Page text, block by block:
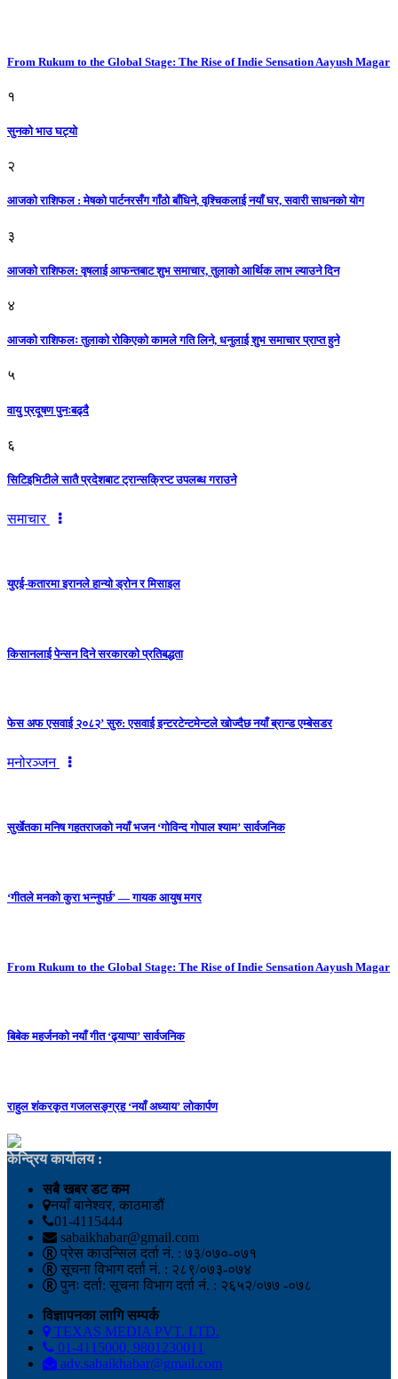
From Rukum to the Global Stage: The Rise of Indie Sensation Aayush Magar
१
सुनको भाउ घट्याे
२
आजको राशिफल : मेषको पार्टनरसँग गाँठो बाँधिने, वृश्चिकलाई नयाँ घर, सवारी साधनकाे याेग
३
आजकाे राशिफल: वृषलाई आफन्तबाट शुभ समाचार, तुलाकाे आर्थिक लाभ ल्याउने दिन
४
आजको राशिफलः तुलाकाे रोकिएको कामले गति लिने, धनुलाई शुभ समाचार प्राप्त हुने
५
वायु प्रदूषण पुनःबढ्दै
६
सिटिइभिटीले सातै प्रदेशबाट ट्रान्सक्रिप्ट उपलब्ध गराउने
समाचार
युएई-कतारमा इरानले हान्यो ड्रोन र मिसाइल
किसानलाई पेन्सन दिने सरकारको प्रतिबद्धता
फेस अफ एसवाई २०८२’ सुरु: एसवाई इन्टरटेन्टमेन्टले खोज्दैछ नयाँ ब्रान्ड एम्बेसडर
मनोरञ्जन
सुर्खेतका मनिष गहतराजको नयाँ भजन ‘गोविन्द गोपाल श्याम’ सार्वजनिक
‘गीतले मनको कुरा भन्नुपर्छ’ — गायक आयुष मगर
From Rukum to the Global Stage: The Rise of Indie Sensation Aayush Magar
बिबेक महर्जनको नयाँ गीत ‘ढ्याप्पा’ सार्वजनिक
राहुल शंकरकृत गजलसङ्ग्रह ‘नयाँ अध्याय’ लोकार्पण
केन्द्रिय कार्यालय :
सबै खबर डट कम
नयाँ बानेश्वर, काठमाडौं
01-4115444
sabaikhabar@gmail.com
प्रेस काउन्सिल दर्ता नं. : ७३/०७०-०७१
सूचना विभाग दर्ता नं. : २८९/०७३-०७४
पुनः दर्ता: सूचना विभाग दर्ता नं. : २६५२/०७७ -०७८
विज्ञापनका लागि सम्पर्क
TEXAS MEDIA PVT. LTD.
01-4115000, 9801230011
adv.sabaikhabar@gmail.com